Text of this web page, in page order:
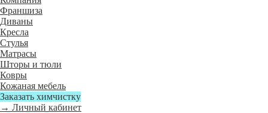
Франшиза
Диваны
Кресла
Стулья
Матрасы
Шторы и тюли
Ковры
Кожаная мебель
Заказать химчистку
→ Личный кабинет